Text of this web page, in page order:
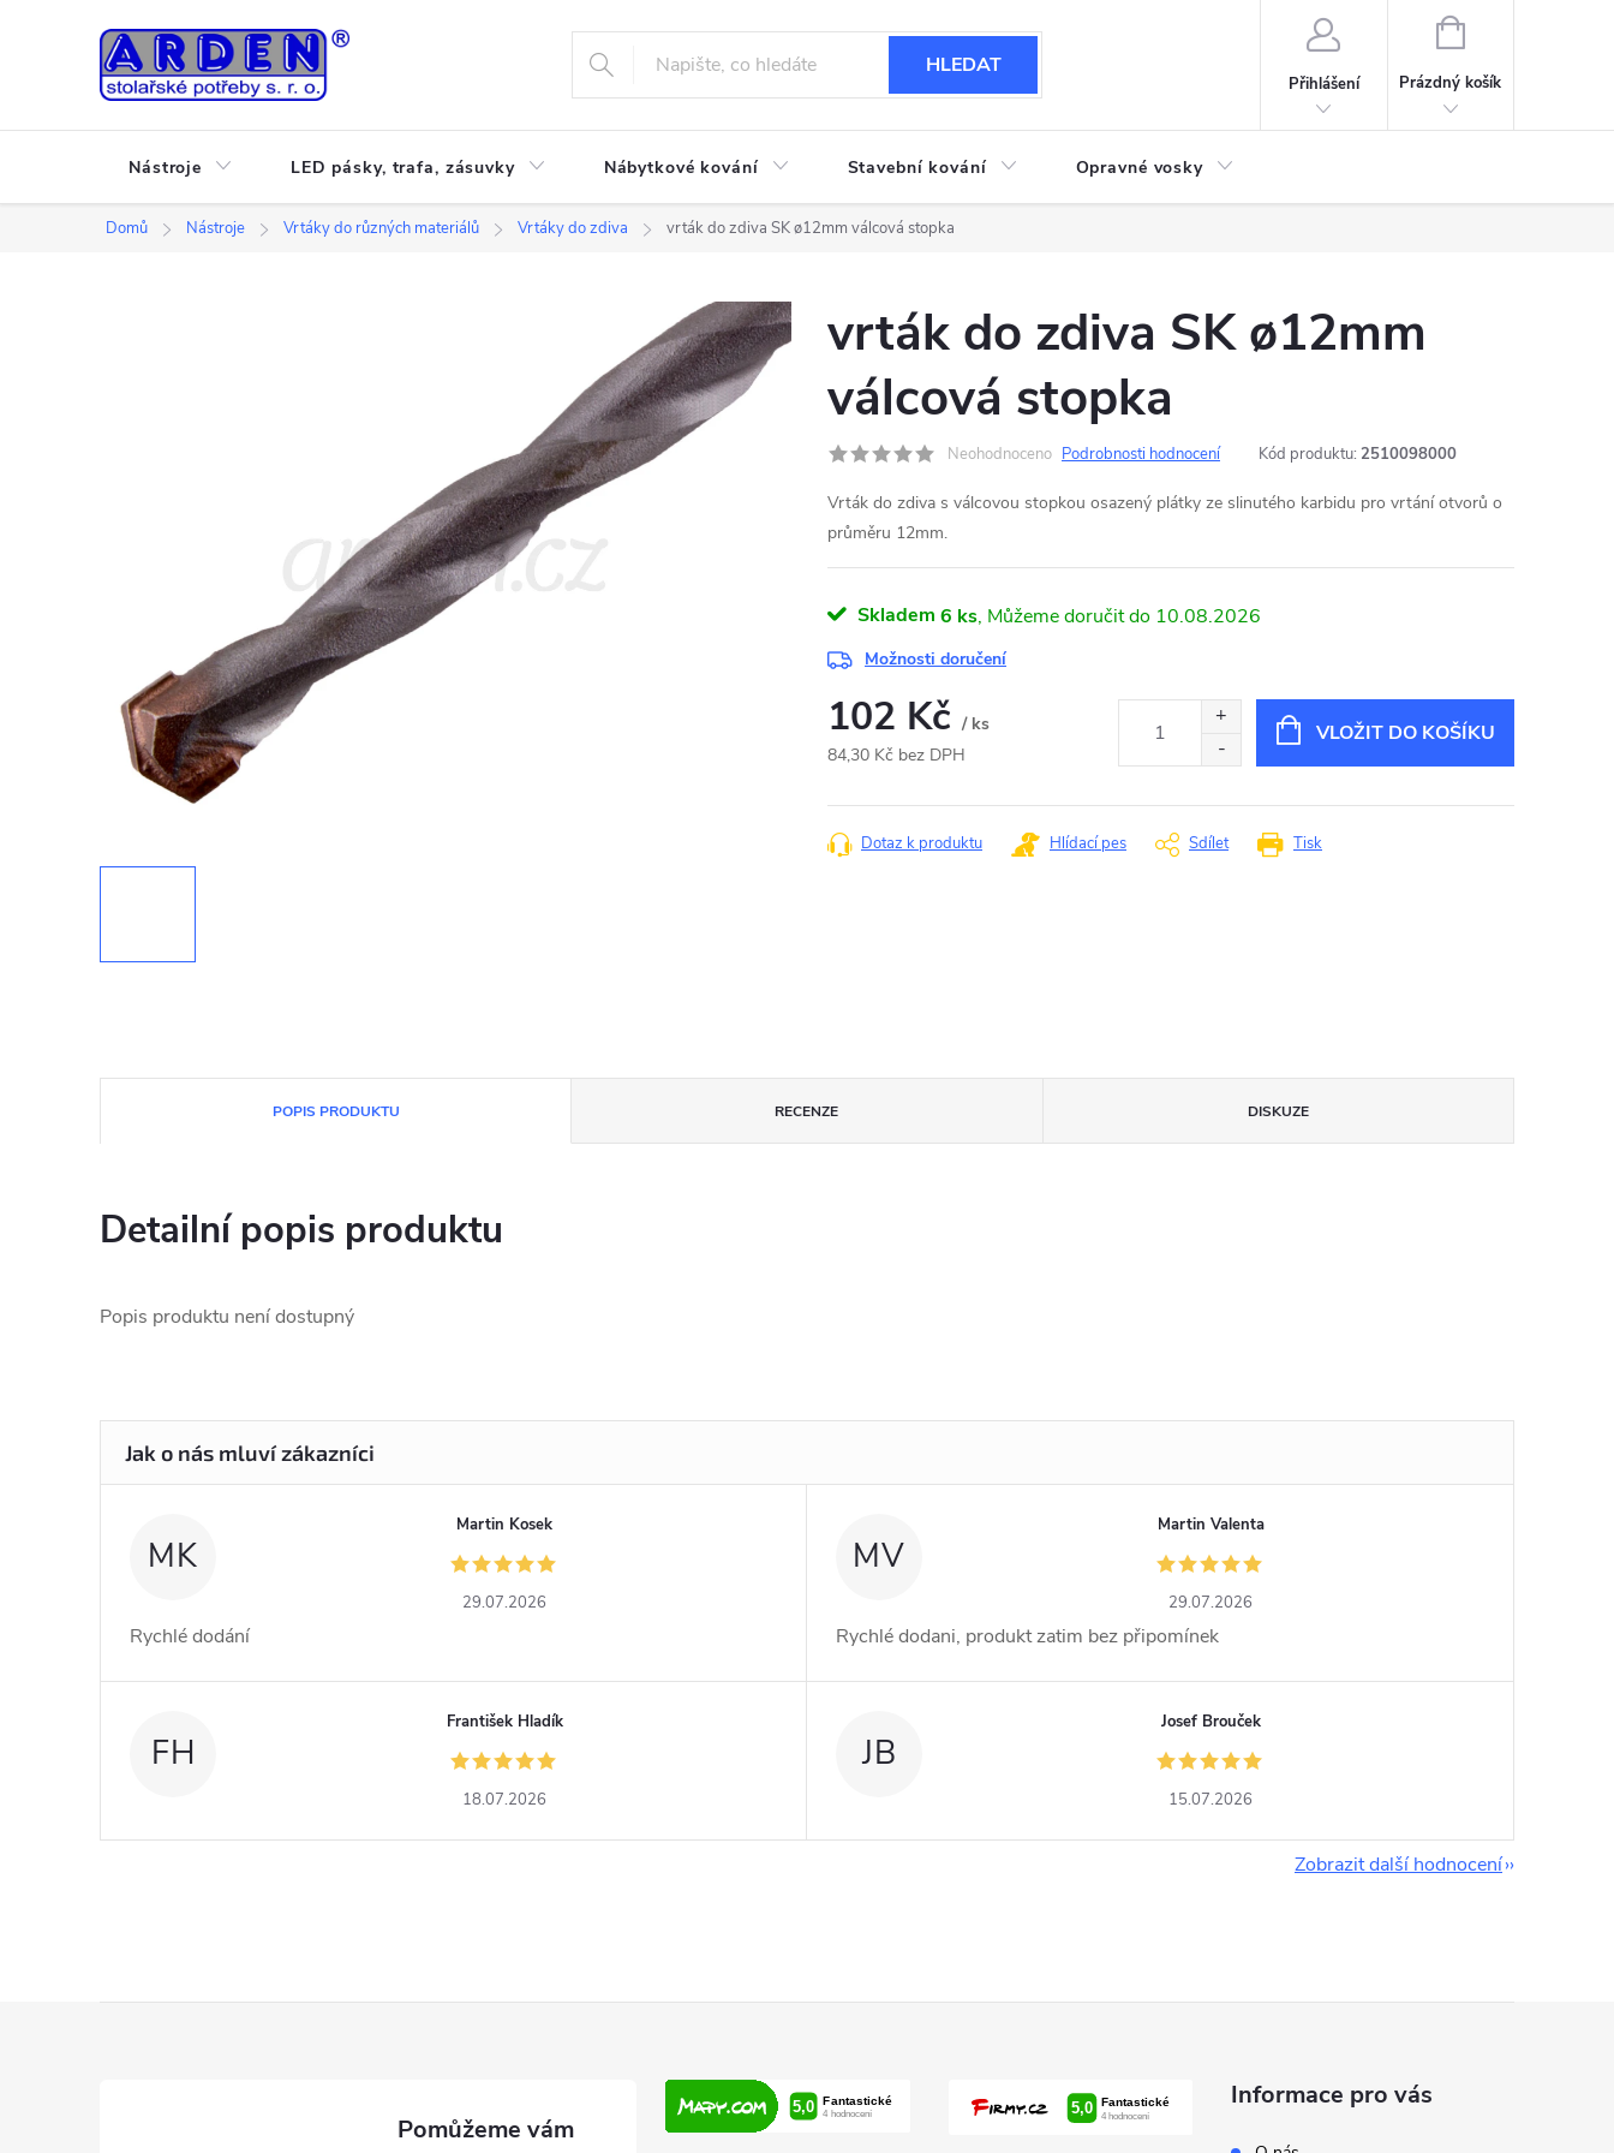
HLEDAT
Přihlášení
NÁKUPNÍ
Prázdný košík
Nástroje LED pásky, trafa, zásuvky Nábytkové kování Stavební kování Opravné vosky
Domů Nástroje Vrtáky do různých materiálů Vrtáky do zdiva vrták do zdiva SK ø12mm válcová stopka
vrták do zdiva SK ø12mm
válcová stopka
Neohodnoceno Podrobnosti hodnocení Kód produktu: 2510098000
Vrták do zdiva s válcovou stopkou osazený plátky ze slinutého karbidu pro vrtání otvorů o
průměru 12mm.
Skladem 6 ks 10.08.2026
Možnosti doručení
102 Kč / ks
84,30 Kč bez DPH
cena:
VLOŽIT DO KOŠÍKU
Tisk
Dotaz k produktu Hlídací pes Sdílet
POPIS PRODUKTU RECENZE DISKUZE
Detailní popis produktu
Popis produktu není dostupný
MK
Martin Kosek
29.07.2026
Rychlé dodání
MV
Martin Valenta
29.07.2026
Rychlé dodani, produkt zatim bez připomínek
FH
František Hladík
18.07.2026
JB
Josef Brouček
15.07.2026
Zobrazit další hodnocení
Informace pro vás